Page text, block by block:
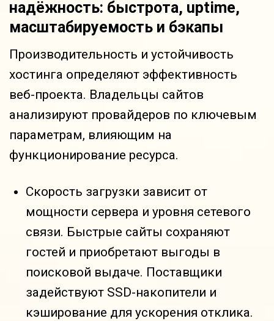
надёжность: быстрота, uptime,
масштабируемость и бэкапы
Производительность и устойчивость
хостинга определяют эффективность
веб-проекта. Владельцы сайтов
анализируют провайдеров по ключевым
параметрам, влияющим на
функционирование ресурса.
Скорость загрузки зависит от
мощности сервера и уровня сетевого
связи. Быстрые сайты сохраняют
гостей и приобретают выгоды в
поисковой выдаче. Поставщики
задействуют SSD-накопители и
кэширование для ускорения отклика.